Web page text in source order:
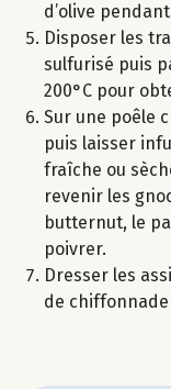
d’olive
Disposer les
sulfurisé puis
200°C pour
Sur une poêle
puis laisser
fraîche ou
revenir les
butternut, le
poivrer.
Dresser les
de chiffonnade